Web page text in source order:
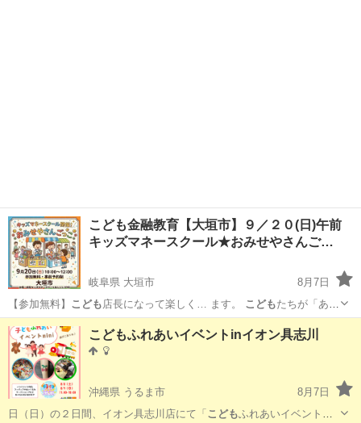
こども金融教育【大垣市】９／２０(日)午前
キッズマネースクール★おみせやさんご…
岐阜県 大垣市
8月7日
【参加無料】 こども店長になって楽しく… ます。 こどもたちが「ある
ヒミツ…
岐阜 大垣市 セミナー キッズマネースクール
こどもふれあいイベントinイオン具志川
沖縄県 うるま市
8月7日
日（日）の２日間、イオン具志川店にて「 こどもふれあいイベント